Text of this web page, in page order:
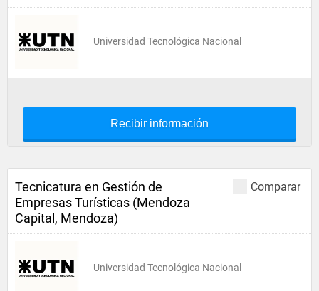
Universidad Tecnológica Nacional
Recibir información
Comparar
Tecnicatura en Gestión de
Empresas Turísticas (Mendoza
Capital, Mendoza)
Universidad Tecnológica Nacional